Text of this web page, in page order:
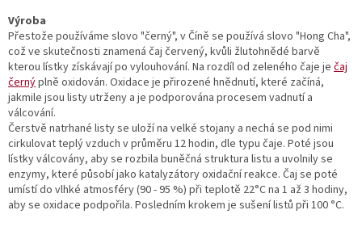
Výroba
Přestože používáme slovo "černý", v Číně se používá slovo "Hong Cha",
což ve skutečnosti znamená čaj červený, kvůli žlutohnědé barvě
kterou lístky získávají po vylouhování. Na rozdíl od zeleného čaje je čaj
černýplně oxidován. Oxidace je přirozené hnědnutí, které začíná,
jakmile jsou listy utrženy a je podporována procesem vadnutí a
válcování.
Čerstvě natrhané listy se uloží na velké stojany a nechá se pod nimi
cirkulovat teplý vzduch v průměru 12 hodin, dle typu čaje. Poté jsou
lístky válcovány, aby se rozbila buněčná struktura listu a uvolnily se
enzymy, které působí jako katalyzátory oxidační reakce. Čaj se poté
umístí do vlhké atmosféry (90 - 95 %) při teplotě 22°C na 1 až 3 hodiny,
aby se oxidace podpořila. Posledním krokem je sušení listů při 100 °C.